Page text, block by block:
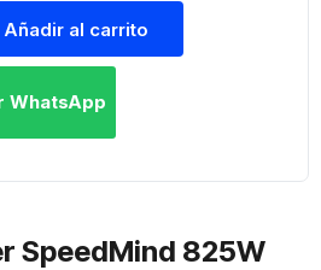
Añadir al carrito
WhatsApp
SpeedMind 825W